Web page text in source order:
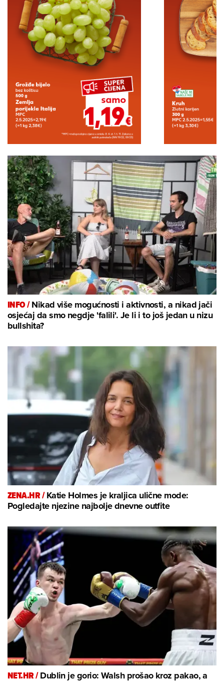
INFO /Nikad više mogućnosti i aktivnosti, a nikad jači
osjećaj da smo negdje 'falili'. Je li i to još jedan u nizu
bullshita?
ZENA.HR /Katie Holmes je kraljica ulične mode:
Pogledajte njezine najbolje dnevne outfite
NET.HR /Dublin je gorio: Walsh prošao kroz pakao, a